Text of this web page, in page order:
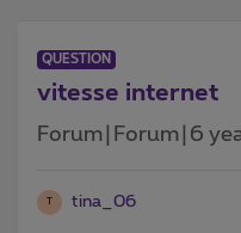
QUESTION
vitesse internet
Forum|Forum|6
tina_06